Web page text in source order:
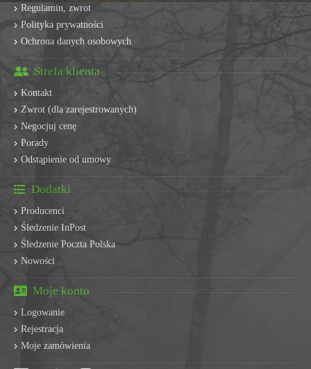
Regulamin, zwrot
Polityka prywatności
Ochrona danych osobowych
Strefa klienta
Kontakt
Zwrot (dla zarejestrowanych)
Negocjuj cenę
Porady
Odstąpienie od umowy
Dodatki
Producenci
Śledzenie InPost
Śledzenie Poczta Polska
Nowości
Moje konto
Logowanie
Rejestracja
Moje zamówienia